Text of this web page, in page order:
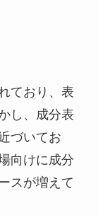
ており、表
し、成分表
づいてお
向けに成分
スが増えて